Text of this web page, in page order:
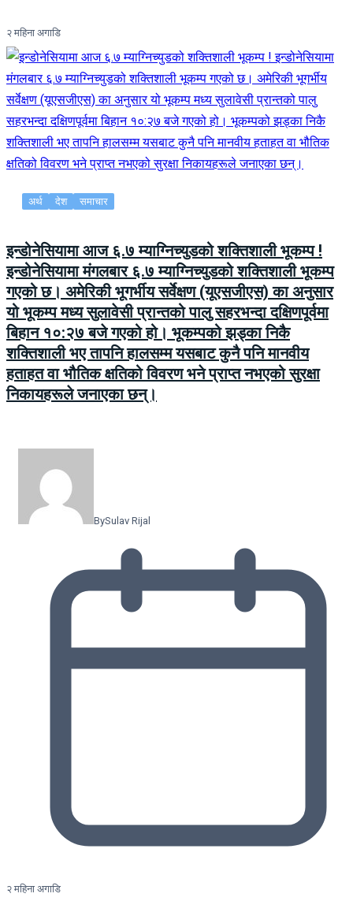
२ महिना अगाडि
अर्थ देश समाचार
इन्डोनेसियामा आज ६.७ म्याग्निच्युडको शक्तिशाली भूकम्प !
इन्डोनेसियामा मंगलबार ६.७ म्याग्निच्युडको शक्तिशाली भूकम्प
गएको छ। अमेरिकी भूगर्भीय सर्वेक्षण (यूएसजीएस) का अनुसार
यो भूकम्प मध्य सुलावेसी प्रान्तको पालु सहरभन्दा दक्षिणपूर्वमा
बिहान १०:२७ बजे गएको हो। भूकम्पको झड्का निकै
शक्तिशाली भए तापनि हालसम्म यसबाट कुनै पनि मानवीय
हताहत वा भौतिक क्षतिको विवरण भने प्राप्त नभएको सुरक्षा
निकायहरूले जनाएका छन्।
BySulav Rijal
२ महिना अगाडि